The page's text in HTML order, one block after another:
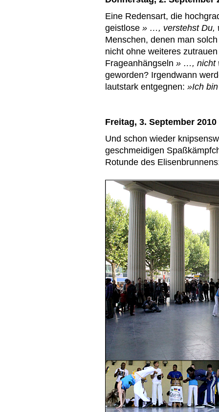
Eine Redensart, die
geistlose » …, verstehst Du,
Menschen, denen man
nicht ohne weiteres
Frageanhängseln » …, nicht
geworden? Irgendwann
lautstark entgegnen: »Ich
Freitag, 3. September 2010
Und schon wieder
geschmeidigen
Rotunde des